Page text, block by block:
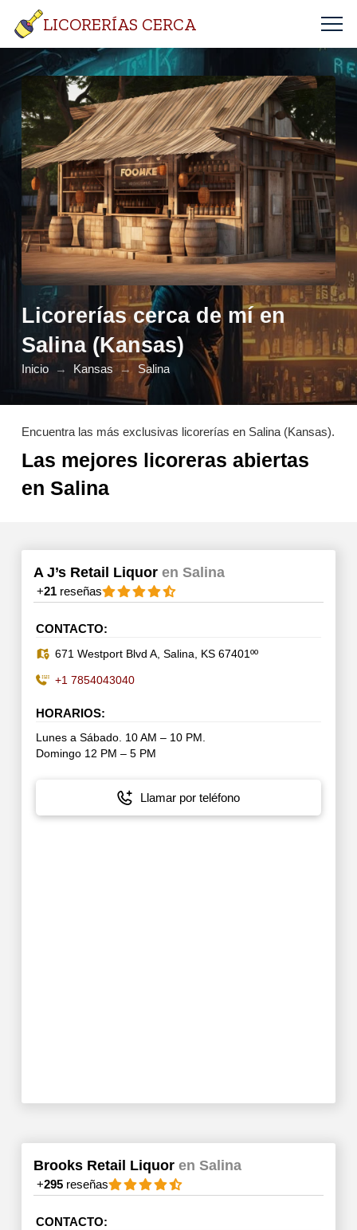
LICORERÍAS CERCA
Licorerías cerca de mí en
Salina (Kansas)
Inicio → Kansas → Salina
Encuentra las más exclusivas licorerías en Salina (Kansas).
Las mejores licoreras abiertas
en Salina
A J’s Retail Liquor en Salina
+21reseñas
CONTACTO:
671 Westport Blvd A, Salina, KS 67401ºº
+1 7854043040
HORARIOS:
Lunes a Sábado. 10 AM – 10 PM.
Domingo 12 PM – 5 PM
Llamar por teléfono
Brooks Retail Liquor en Salina
+295reseñas
CONTACTO: